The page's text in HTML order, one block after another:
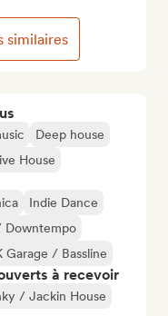
Deep house
House
Indie Dance
Downtempo
Garage / Bassline
à recevoir
/ Jackin House
similaires